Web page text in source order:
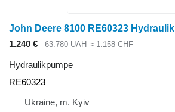
1.240 € 63.780 UAH ≈ 1.158 CHF
Hydraulikpumpe
RE60323
Ukraine, m. Kyiv